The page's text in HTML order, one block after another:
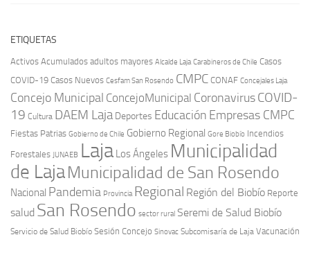
ETIQUETAS
Activos Acumulados adultos mayores Alcalde Laja Carabineros de Chile Casos
COVID-19 Casos Nuevos Cesfam San Rosendo CMPC CONAF Concejales Laja
Concejo Municipal ConcejoMunicipal CoronavirusCOVID-
19 Cultura DAEM Laja Deportes Educación Empresas CMPC
Fiestas Patrias Gobierno de Chile Gobierno Regional Gore Biobío Incendios
Forestales JUNAEB Laja Los Ángeles Municipalidad
de LajaMunicipalidad de San Rosendo
Nacional Pandemia Provincia Regional Región del Biobío Reporte
salud San Rosendo sector rural Seremi de Salud Biobío
Servicio de Salud Biobío Sesión Concejo Sinovac Subcomisaría de Laja Vacunación